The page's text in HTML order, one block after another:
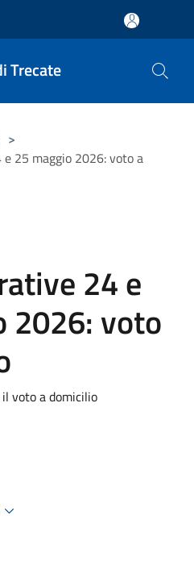
Trecate
>
25 maggio 2026: voto a
24 e
2026: voto
voto a domicilio